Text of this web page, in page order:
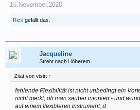
15.November.2020
Rick gefällt das.
Jacqueline
Strebt nach Höherem
Zitat von visir: ↑
fehlende Flexibilität ist nicht unbedingt ein
nicht merkt, ob man sauber intoniert - und
auf einem flexibleren Instrument, d